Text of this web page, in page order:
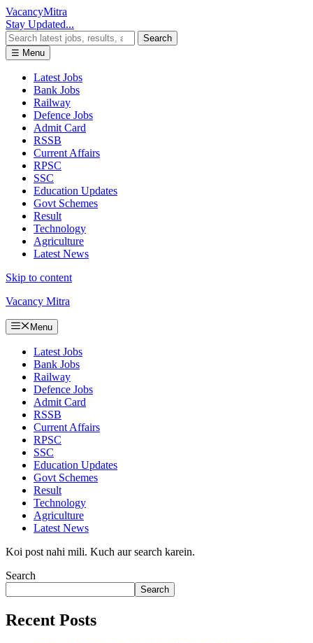
VacancyMitra
Stay Updated...
Search
☰ Menu
Latest Jobs
Bank Jobs
Railway
Defence Jobs
Admit Card
RSSB
Current Affairs
RPSC
SSC
Education Updates
Govt Schemes
Result
Technology
Agriculture
Latest News
Skip to content
Vacancy Mitra
Menu
Latest Jobs
Bank Jobs
Railway
Defence Jobs
Admit Card
RSSB
Current Affairs
RPSC
SSC
Education Updates
Govt Schemes
Result
Technology
Agriculture
Latest News
Koi post nahi mili. Kuch aur search karein.
Search
Search
Recent Posts